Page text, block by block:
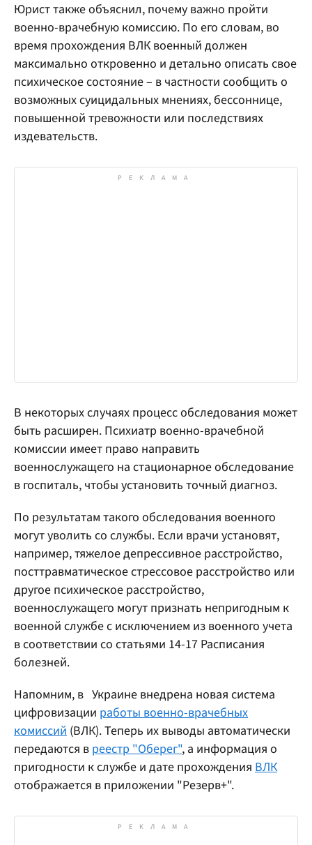
Юрист также объяснил, почему важно пройти
военно-врачебную комиссию. По его словам, во
время прохождения ВЛК военный должен
максимально откровенно и детально описать свое
психическое состояние – в частности сообщить о
возможных суицидальных мнениях, бессоннице,
повышенной тревожности или последствиях
издевательств.
В некоторых случаях процесс обследования может
быть расширен. Психиатр военно-врачебной
комиссии имеет право направить
военнослужащего на стационарное обследование
в госпиталь, чтобы установить точный диагноз.
По результатам такого обследования военного
могут уволить со службы. Если врачи установят,
например, тяжелое депрессивное расстройство,
посттравматическое стрессовое расстройство или
другое психическое расстройство,
военнослужащего могут признать непригодным к
военной службе с исключением из военного учета
в соответствии со статьями 14-17 Расписания
болезней.
Напомним, в Украине внедрена новая система
цифровизации работы военно-врачебных
комиссий (ВЛК). Теперь их выводы автоматически
передаются в реестр "Оберег", а информация о
пригодности к службе и дате прохождения ВЛК
отображается в приложении "Резерв+".